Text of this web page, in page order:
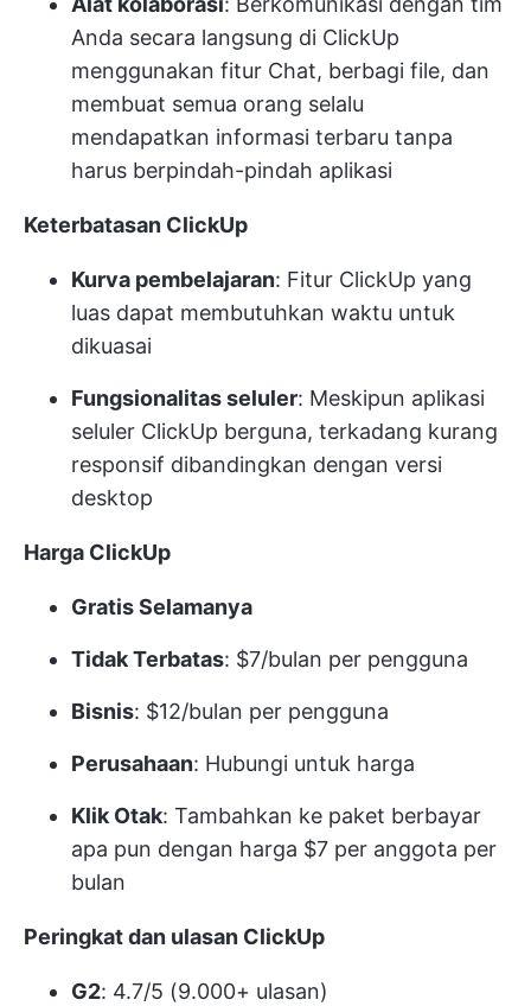
Anda secara langsung di ClickUp
menggunakan fitur Chat, berbagi file, dan
membuat semua orang selalu
mendapatkan informasi terbaru tanpa
harus berpindah-pindah aplikasi
Keterbatasan ClickUp
Kurva pembelajaran: Fitur ClickUp yang
luas dapat membutuhkan waktu untuk
dikuasai
Fungsionalitas seluler: Meskipun aplikasi
seluler ClickUp berguna, terkadang kurang
responsif dibandingkan dengan versi
desktop
Harga ClickUp
Gratis Selamanya
Tidak Terbatas: $7/bulan per pengguna
Bisnis: $12/bulan per pengguna
Perusahaan: Hubungi untuk harga
Klik Otak: Tambahkan ke paket berbayar
apa pun dengan harga $7 per anggota per
bulan
Peringkat dan ulasan ClickUp
G2: 4.7/5 (9.000+ ulasan)